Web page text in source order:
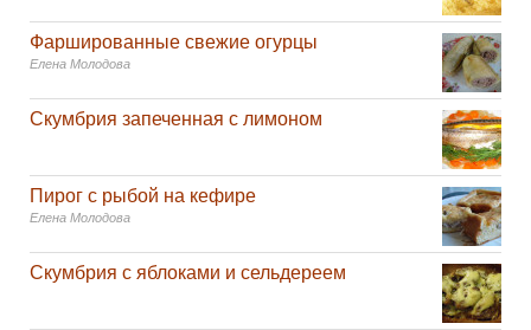
Фаршированные свежие огурцы
Елена Молодова
Скумбрия запеченная с лимоном
Пирог с рыбой на кефире
Елена Молодова
Скумбрия с яблоками и сельдереем